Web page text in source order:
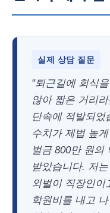
실제 상담 질문
"퇴근길에 회식
않아 짧은 거리
단속에 적발되었
수치가 제법 높
벌금 800만 원의
받았습니다. 저
외벌이 직장인이
학원비를 내고